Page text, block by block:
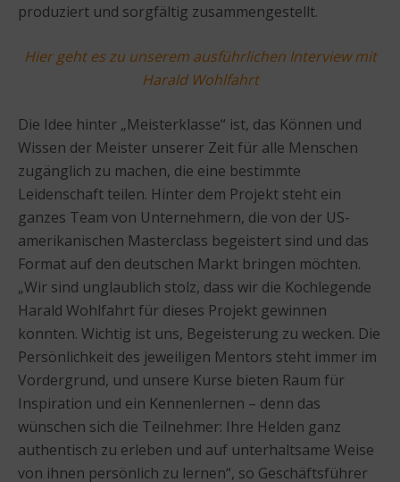
produziert und sorgfältig zusammengestellt.
Hier geht es zu unserem ausführlichen Interview mit
Harald Wohlfahrt
Die Idee hinter „Meisterklasse“ ist, das Können und
Wissen der Meister unserer Zeit für alle Menschen
zugänglich zu machen, die eine bestimmte
Leidenschaft teilen. Hinter dem Projekt steht ein
ganzes Team von Unternehmern, die von der US-
amerikanischen Masterclass begeistert sind und das
Format auf den deutschen Markt bringen möchten.
„Wir sind unglaublich stolz, dass wir die Kochlegende
Harald Wohlfahrt für dieses Projekt gewinnen
konnten. Wichtig ist uns, Begeisterung zu wecken. Die
Persönlichkeit des jeweiligen Mentors steht immer im
Vordergrund, und unsere Kurse bieten Raum für
Inspiration und ein Kennenlernen – denn das
wünschen sich die Teilnehmer: Ihre Helden ganz
authentisch zu erleben und auf unterhaltsame Weise
von ihnen persönlich zu lernen“, so Geschäftsführer